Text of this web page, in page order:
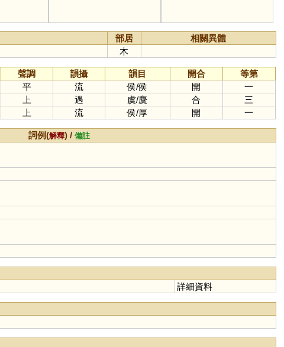
部居
相關異體
木
聲調 韻攝 韻目 開合
等第
平 流 侯/侯 開
一
上 遇 虞/麌 合
三
上 流 侯/厚 開 一
詞例(解釋) /備註
詳細資料